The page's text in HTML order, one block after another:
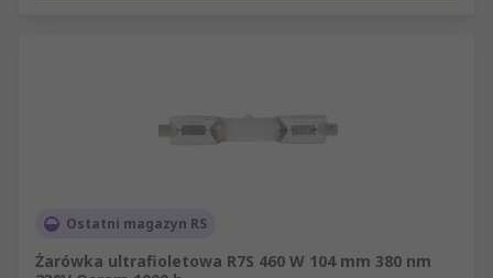
Ostatni magazyn RS
Żarówka ultrafioletowa R7S 460 W 104 mm 380 nm